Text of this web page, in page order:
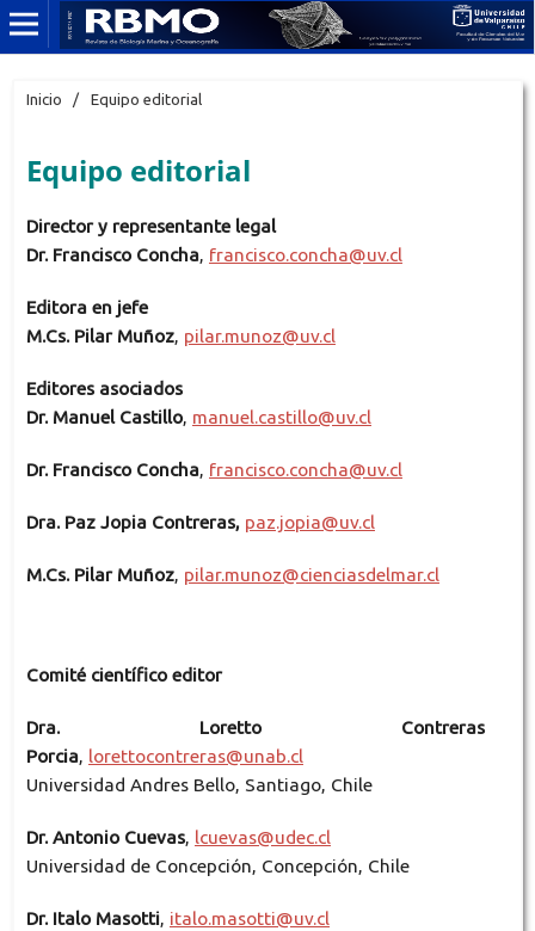
Inicio / Equipo editorial
Equipo editorial
Director y representante legal
Dr. Francisco Concha, francisco.concha@uv.cl
Editora en jefe
M.Cs. Pilar Muñoz, pilar.munoz@uv.cl
Editores asociados
Dr. Manuel Castillo, manuel.castillo@uv.cl
Dr. Francisco Concha, francisco.concha@uv.cl
Dra. Paz Jopia Contreras, paz.jopia@uv.cl
M.Cs. Pilar Muñoz, pilar.munoz@cienciasdelmar.cl
Comité científico editor
Dra. Loretto Contreras
Porcia, lorettocontreras@unab.cl
Universidad Andres Bello, Santiago, Chile
Dr. Antonio Cuevas, lcuevas@udec.cl
Universidad de Concepción, Concepción, Chile
Dr. Italo Masotti, italo.masotti@uv.cl